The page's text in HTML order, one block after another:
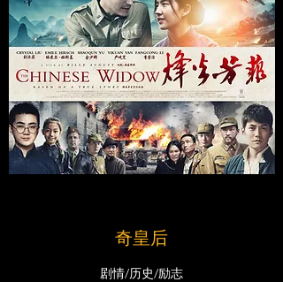
​奇皇后
剧情/历史/励志